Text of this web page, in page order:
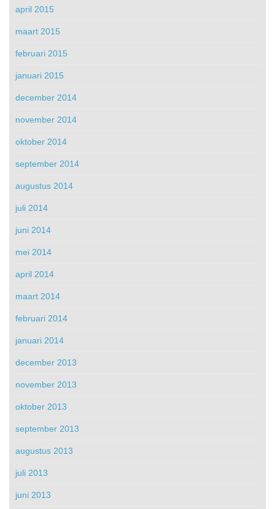
april 2015
maart 2015
februari 2015
januari 2015
december 2014
november 2014
oktober 2014
september 2014
augustus 2014
juli 2014
juni 2014
mei 2014
april 2014
maart 2014
februari 2014
januari 2014
december 2013
november 2013
oktober 2013
september 2013
augustus 2013
juli 2013
juni 2013